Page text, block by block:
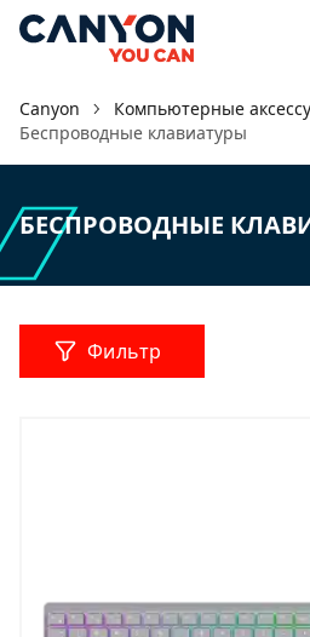
Canyon Компьютерные
Беспроводные клавиатуры
БЕСПРОВОДНЫЕ
Фильтр